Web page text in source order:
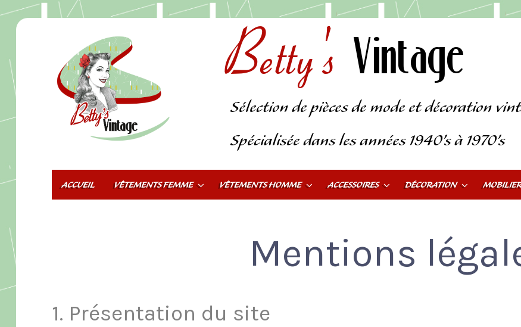
Betty's Vintage
Sélection de pièces de mode et décoration
Spécialisée dans les années 1940’s à 1970’s
ACCUEIL VÊTEMENTS FEMME VÊTEMENTS HOMME ACCESSOIRES DÉCORATION MOBILIER
Mentions
1. Présentation du site